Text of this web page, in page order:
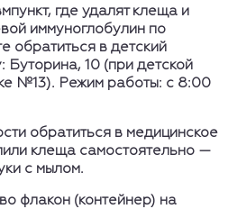
где удалят клеща и
иммуноглобулин по
обратиться в детский
Буторина, 10 (при детской
№13). Режим работы: с 8:00
обратиться в медицинское
клеща самостоятельно —
с мылом.
флакон (контейнер) на